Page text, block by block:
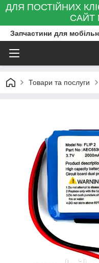
ДЛЯ ПОСТІЙНИХ
САЙТ
Запчастини для
Товари та послуги